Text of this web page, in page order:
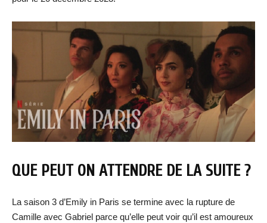
QUE PEUT ON ATTENDRE DE LA SUITE ?
La saison 3 d’Emily in Paris se termine avec la rupture de
Camille avec Gabriel parce qu’elle peut voir qu’il est amoureux